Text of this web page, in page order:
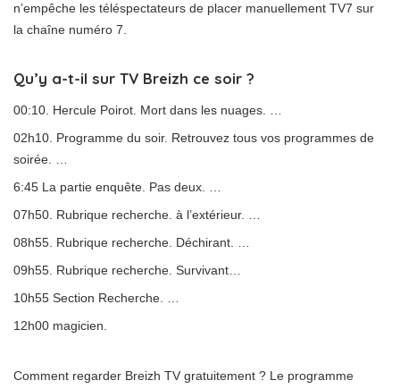
n’empêche les téléspectateurs de placer manuellement TV7 sur
la chaîne numéro 7.
Qu’y a-t-il sur TV Breizh ce soir ?
00:10. Hercule Poirot. Mort dans les nuages. …
02h10. Programme du soir. Retrouvez tous vos programmes de
soirée. …
6:45 La partie enquête. Pas deux. …
07h50. Rubrique recherche. à l’extérieur. …
08h55. Rubrique recherche. Déchirant. …
09h55. Rubrique recherche. Survivant…
10h55 Section Recherche. …
12h00 magicien.
Comment regarder Breizh TV gratuitement ? Le programme